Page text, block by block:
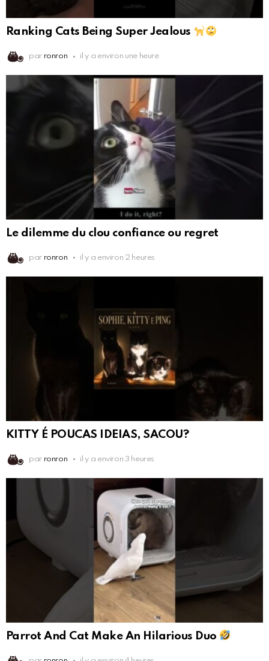
Ranking Cats Being Super Jealous
par ronron il y a environ une heure
Le dilemme du clou confiance ou regret
par ronron il y a environ 2 heures
KITTY É POUCAS IDEIAS, SACOU?
par ronron il y a environ 3 heures
Parrot And Cat Make An Hilarious Duo